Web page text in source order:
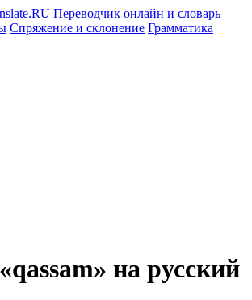
Спряжение и склонение Грамматика
на русский